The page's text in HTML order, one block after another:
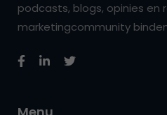
podcasts, blogs, opinies en
marketingcommunity